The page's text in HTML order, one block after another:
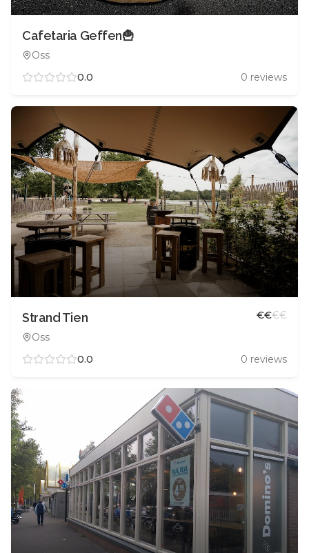
Cafetaria Geffen🍟
Oss
0.0
0 reviews
Strand Tien
Oss
€€€€
0.0 0 reviews